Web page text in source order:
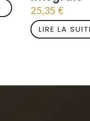
25,35 €
LIRE LA